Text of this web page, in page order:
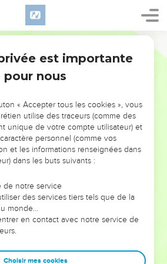
PAS L’ÉVÉNEMENT
L’ANNÉE !
POUVAIENT VOUS ÉVITER LES
VOTRES ?
on voit moins les doutes, les erreurs
qu'ils ont traversés, alors même que ce
qui les ont façonnés.
leaders, entrepreneurs, et responsables
plus de sagesse afin que leurs erreurs
est importante
pour nous
« Accepter tous les cookies », vous
utilise des traceurs (comme des
unique de votre compte utilisateur) et
personnel (comme vos
et les informations renseignées dans
dans les buts suivants :
de notre service
des services tiers tels que de la
monde…
en contact avec notre service de
Choisir mes cookies